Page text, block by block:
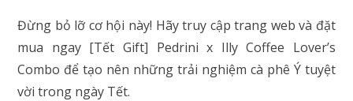
Đừng bỏ lỡ cơ hội này! Hãy truy cập trang web và đặt
mua ngay [Tết Gift] Pedrini x Illy Coffee Lover’s
Combo để tạo nên những trải nghiệm cà phê Ý tuyệt
vời trong ngày Tết.